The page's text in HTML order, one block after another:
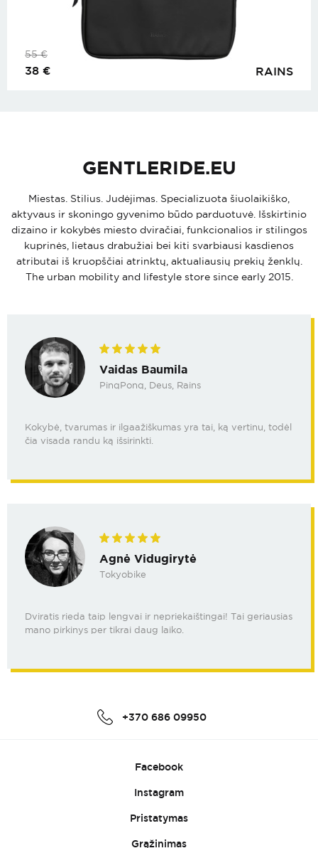
RAINS
55€
38 €
GENTLERIDE.EU
Miestas. Stilius. Judėjimas. Specializuota šiuolaikiško,
aktyvaus ir skoningo gyvenimo būdo parduotuvė. Išskirtinio
dizaino ir kokybės miesto dviračiai, funkcionalios ir stilingos
kuprinės, lietaus drabužiai bei kiti svarbiausi kasdienos
atributai iš kruopščiai atrinktų, aktualiausių prekių ženklų.
The urban mobility and lifestyle store since early 2015.
Vaidas Baumila
PinqPonq, Deus, Rains
Kokybė, tvarumas ir ilgaažiškumas yra tai, ką vertinu, todėl
čia visada randu ką išsirinkti.
Agnė Vidugirytė
Tokyobike
Dviratis rieda taip lengvai ir nepriekaištingai! Tai geriausias
mano pirkinys per tikrai daug laiko.
+370 686 09950
Facebook
Instagram
Pristatymas
Grąžinimas